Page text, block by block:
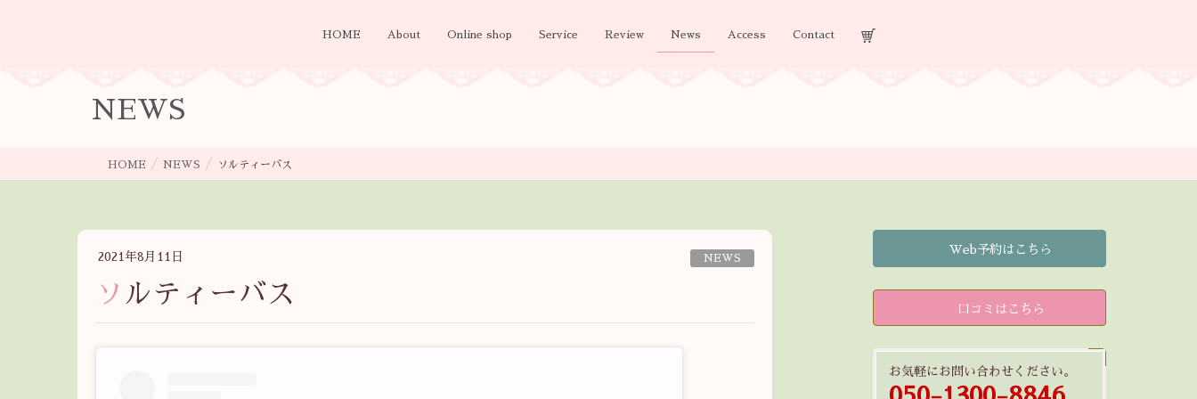
HOME About Online shop Service Review News Access Contact
NEWS
HOME NEWS ソルティーバス
2021年8月11日 NEWS
ソルティーバス
Web予約はこちら
口コミはこちら
お気軽にお問い合わせください。